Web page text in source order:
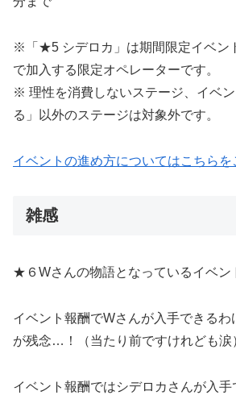
※「★5 シデロカ」は期間限定イベン
で加入する限定オペレーターです。
※ 理性を消費しないステージ、イベ
る」以外のステージは対象外です。
イベントの進め方についてはこちらを
雑感
★６Wさんの物語となっているイベン
イベント報酬でWさんが入手できる
が残念…！（当たり前ですけれども涙
イベント報酬ではシデロカさんが入手